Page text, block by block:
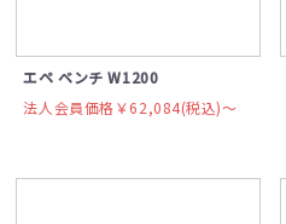
エペ ベンチ W1200
法人会員価格￥62,084(税込)〜